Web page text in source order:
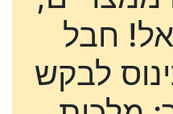
חבל
לבקש